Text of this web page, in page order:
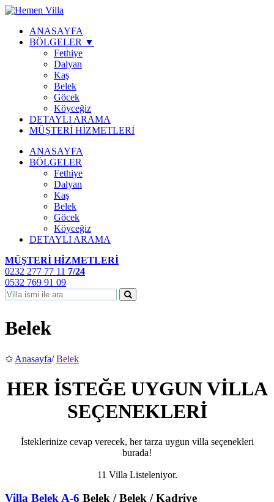
ANASAYFA
BÖLGELER ▼
Fethiye
Dalyan
Kaş
Belek
Göcek
Köyceğiz
DETAYLI ARAMA
MÜŞTERİ HİZMETLERİ
ANASAYFA
BÖLGELER
Fethiye
Dalyan
Kaş
Belek
Göcek
Köyceğiz
DETAYLI ARAMA
MÜŞTERİ HİZMETLERİ
0232 277 77 11 7/24
0532 769 91 09
Belek
✩ Anasayfa/Belek
HER İSTEĞE UYGUN VİLLA
SEÇENEKLERİ
İsteklerinize cevap verecek, her tarza uygun villa seçenekleri
burada!
11 Villa Listeleniyor.
Villa Belek A-6 Belek / Belek / Kadriye